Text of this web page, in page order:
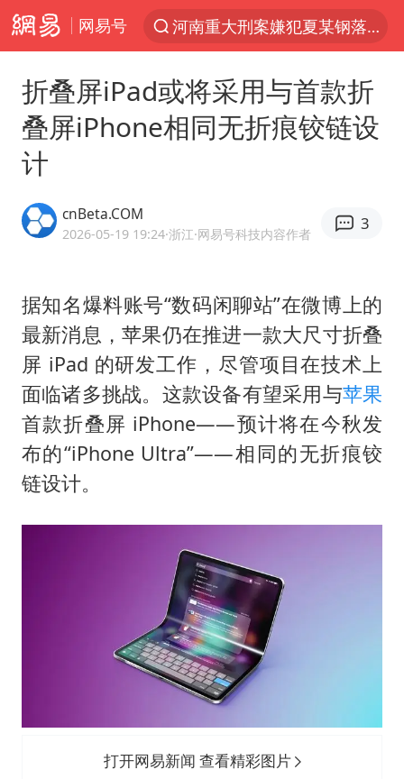
网易号
河南重大刑案嫌犯夏某钢落网
陈思诚零点晒照为佟丽娅庆生
微信又有新功能，你可以“撤回”你的撤回了！
情侣平潭拍日出坠崖1死1伤
央视新主播李秋莹孙亚鹏亮相
郑丽文：台湾从来没有“独立”过
酒店花洒现排泄物住客索赔遭拒
杭州全市有序停课
夏日经济乘“热”而上 消费市场向“新”而行
全民健身事业高质量发展
乐享全民健身 共筑健康中国
折叠屏iPad或将采用与首款折
叠屏iPhone相同无折痕铰链设
计
cnBeta.COM
2026-05-19 19:24·浙江·网易号科技内容作者
3
据知名爆料账号“数码闲聊站”在微博上的
最新消息，苹果仍在推进一款大尺寸折叠
屏 iPad 的研发工作，尽管项目在技术上
面临诸多挑战。这款设备有望采用与苹果
首款折叠屏 iPhone——预计将在今秋发
布的“iPhone Ultra”——相同的无折痕铰
链设计。
打开网易新闻 查看精彩图片